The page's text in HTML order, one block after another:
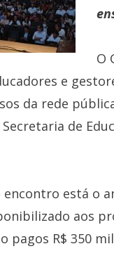
O
e
da rede
de
encontro está o
aos
pagos R$ 350